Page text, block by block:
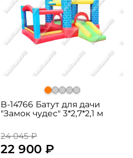
B-14766 Батут для дачи
"Замок чудес" 3*2,7*2,1 м
24 045 ₽
22 900 ₽